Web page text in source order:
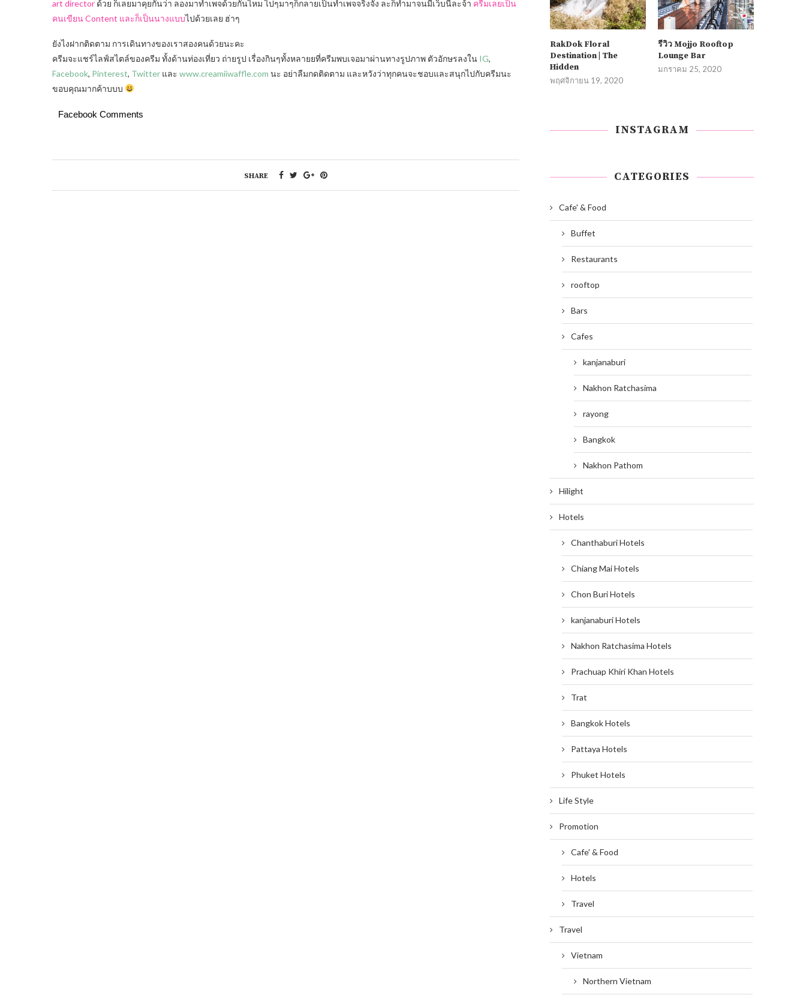
art director ด้วย ก็เลยมาคุยกันว่า ลองมาทำเพจด้วยกันไหม ไปๆมาๆก็กลายเป็นทำเพจจริงจัง ละก็ทำมาจนมีเว็บนี้ละจ้า ครีมเลยเป็น
คนเขียน Content และก็เป็นนางแบบไปด้วยเลย ฮ่าๆ
ยังไงฝากติดตาม การเดินทางของเราสองคนด้วยนะคะ
ครีมจะแชร์ไลฟ์สไตล์ของครีม ทั้งด้านท่องเที่ยว ถ่ายรูป เรื่องกินๆทั้งหลายยที่ครีมพบเจอมาผ่านทางรูปภาพ ตัวอักษรลงใน IG,
Facebook, Pinterest, Twitter และ www.creamiiwaffle.com นะ อย่าลืมกดติดตาม และหวังว่าทุกคนจะชอบและสนุกไปกับครีมนะ
ขอบคุณมากค้าบบบ
Facebook Comments
SHARE
RakDok Floral
Destination | The
Hidden
พฤศจิกายน 19, 2020
รีวิว Mojjo Rooftop
Lounge Bar
มกราคม 25, 2020
INSTAGRAM
CATEGORIES
Cafe' & Food
Buffet
Restaurants
rooftop
Bars
Cafes
kanjanaburi
Nakhon Ratchasima
rayong
Bangkok
Nakhon Pathom
Hilight
Hotels
Chanthaburi Hotels
Chiang Mai Hotels
Chon Buri Hotels
kanjanaburi Hotels
Nakhon Ratchasima Hotels
Prachuap Khiri Khan Hotels
Trat
Bangkok Hotels
Pattaya Hotels
Phuket Hotels
Life Style
Promotion
Cafe' & Food
Hotels
Travel
Travel
Vietnam
Northern Vietnam